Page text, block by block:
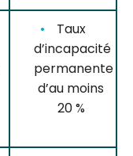
Taux
d’incapacité
permanente
d’au moins
20 %